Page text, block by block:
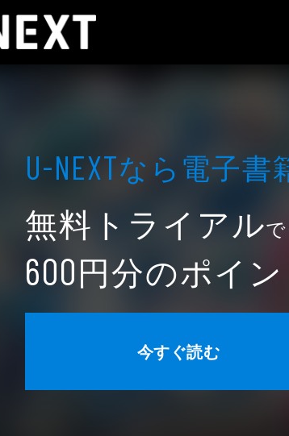
U-NEXTなら電⼦書
無料トライアル
600円分のポイン
今すぐ読む